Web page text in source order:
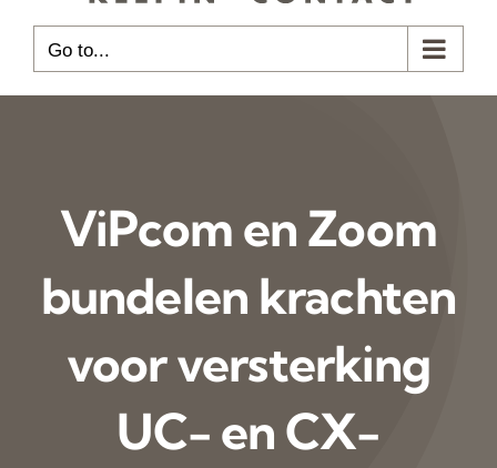
Go to...
ViPcom en Zoom
bundelen krachten
voor versterking
UC- en CX-